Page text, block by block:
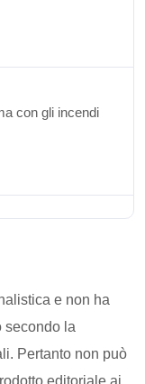
con gli incendi
e non ha
secondo la
Pertanto non può
editoriale ai